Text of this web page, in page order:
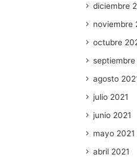
diciembre
noviembre
octubre
septiembre
agosto
julio 2021
junio 2021
mayo 2021
abril 2021